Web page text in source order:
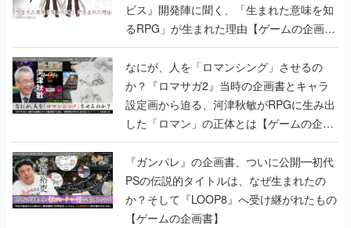
ビス』開発陣に聞く、「生まれた意味を知
るRPG」が生まれた理由【ゲームの企画
書】
なにが、人を「ロマンシング」させるの
か？『ロマサガ2』当時の企画書とキャラ
設定画から迫る、河津秋敏がRPGに生み出
した「ロマン」の正体とは【ゲームの企画
書】
『ガンパレ』の企画書、ついに公開━初代
PSの伝説的タイトルは、なぜ生まれたの
か？そして『LOOP8』へ受け継がれたもの
【ゲームの企画書】